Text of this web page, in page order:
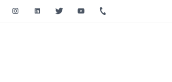
FacebookInstagramLinkedinTwitter Youtube